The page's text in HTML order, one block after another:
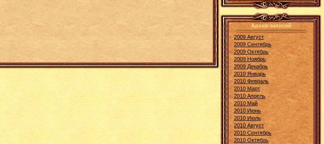
Архив записей
2009 Август
2009 Сентябрь
2009 Октябрь
2009 Ноябрь
2009 Декабрь
2010 Январь
2010 Февраль
2010 Март
2010 Апрель
2010 Май
2010 Июнь
2010 Июль
2010 Август
2010 Сентябрь
2010 Октябрь